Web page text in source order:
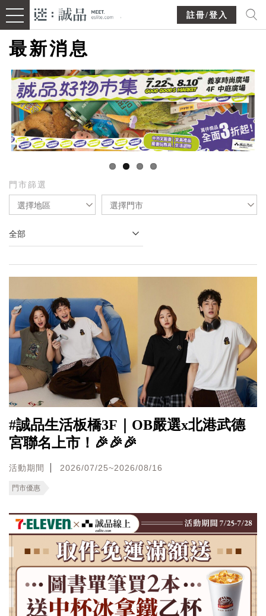
註冊/登入
最新消息
門市篩選
選擇地區 選擇門市
全部
#誠品生活板橋3F｜OB嚴選x北港武德
宮聯名上市！🎉🎉🎉
活動期間 2026/07/25~2026/08/16
門市優惠